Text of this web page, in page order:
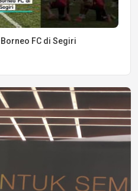
FC di Segiri